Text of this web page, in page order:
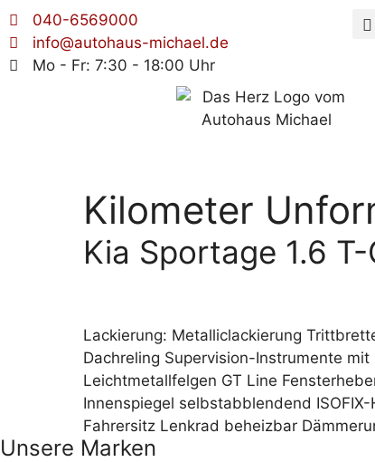
040-6569000
info@autohaus-michael.de
Mo - Fr: 7:30 - 18:00 Uhr
Kilometer
Kia Sportage 1.6 T-
Lackierung: Metalliclackierung
Dachreling Supervision-Instrumente
Leichtmetallfelgen GT Line
Innenspiegel selbstabblendend
Fahrersitz Lenkrad beheizbar
Unsere Marken